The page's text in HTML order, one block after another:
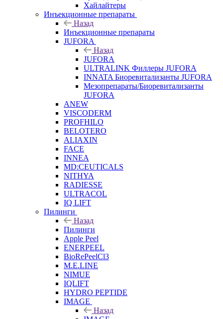
Хайлайтеры
Инъекционные препараты
Назад
Инъекционные препараты
JUFORA
Назад
JUFORA
ULTRALINK Филлеры JUFORA
INNATA Биоревитализанты JUFORA
Мезопрепараты/Биоревитализанты
JUFORA
ANEW
VISCODERM
PROFHILO
BELOTERO
ALIAXIN
FACE
INNEA
MD:CEUTICALS
NITHYA
RADIESSE
ULTRACOL
IQ LIFT
Пилинги
Назад
Пилинги
Apple Peel
ENERPEEL
BioRePeelCl3
M.E.LINE
NIMUE
IQLIFT
HYDRO PEPTIDE
IMAGE
Назад